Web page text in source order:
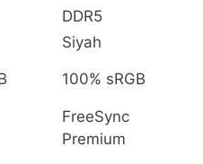
DDR5
Siyah
100% sRGB
FreeSync
Premium